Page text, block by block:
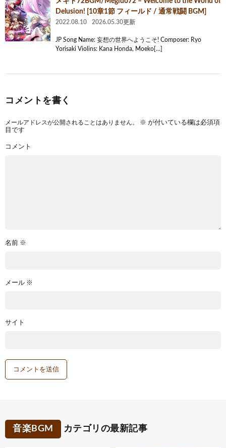
Delusion! [10章1節 フィールド / 通常戦闘 BGM]
2022.08.10 2026.05.30更新
JP Song Name: 妄想の世界へようこそ! Composer: Ryo
Yorisaki Violins: Kana Honda, Moeko[…]
コメントを書く
メールアドレスが公開されることはありません。 ※ が付いている欄は必須項
目です
コメント
名前 ※
メール ※
サイト
音楽BGM カテゴリの最新記事